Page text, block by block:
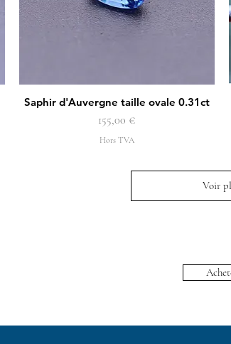
Aperçu rapide
Saphir d'Auvergne taille ovale 0.31ct
Prix
155,00 €
Hors TVA
Voir